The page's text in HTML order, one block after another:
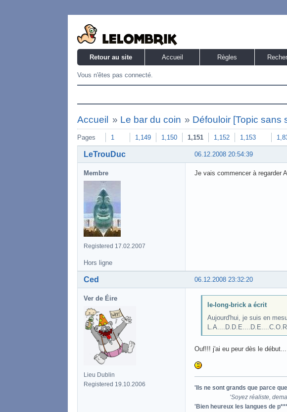
Retour au site Accueil Règles
Vous n'êtes pas connecté.
Accueil » Le bar du coin » Défouloir [Topic sans
Pages 1 1,149 1,150 1,151 1,152 1,153
06.12.2008 20:54:39
LeTrouDuc
Membre
Registered 17.02.2007
Je vais commencer à regarder
Hors ligne
06.12.2008 23:32:20
Ced
Ver de Éire
Lieu Dublin
Registered 19.10.2006
le-long-brick a écrit
Aujourd'hui, je suis en
Ouf!!! j'ai eu peur dès le
'Ils ne sont grands que parce
'Soyez réaliste,
'Bien heureux les langues de